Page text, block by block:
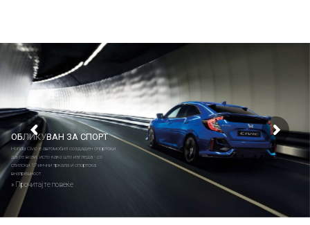
Honda Civic е автомобил создаден спортски
да се вози, исто како што изгледа - со
стилски 17-инчни тркала и спортска
внатрешност.
ОБЛИКУВАН ЗА СПОРТ
» Прочитајте повеќе